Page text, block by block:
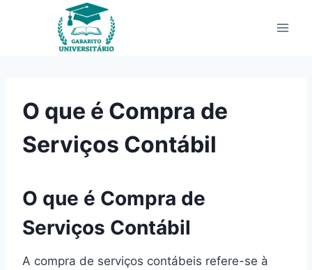
O que é Compra de
Serviços Contábil
O que é Compra de
Serviços Contábil
A compra de serviços contábeis refere-se à